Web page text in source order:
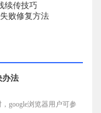
续传技巧
败修复方法
办法
google浏览器用户可参